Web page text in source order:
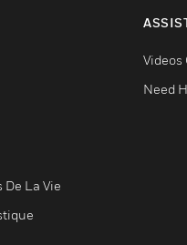
De La Vie
Need